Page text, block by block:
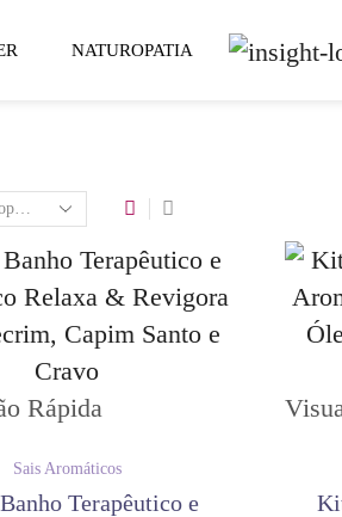
NATUROPATIA
Rápida
Sais Aromáticos
Terapêutico e